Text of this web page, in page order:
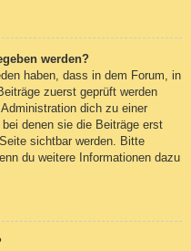
werden?
haben, dass in dem Forum, in
zuerst geprüft werden
dich zu einer
denen sie die Beiträge erst
sichtbar werden. Bitte
du weitere Informationen dazu